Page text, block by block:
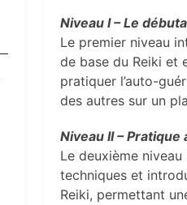
Niveau I – Le
Le premier niveau
de base du Reiki et
pratiquer l’auto-
des autres sur un
Niveau II – Pratique
Le deuxième
techniques et
Reiki, permettant